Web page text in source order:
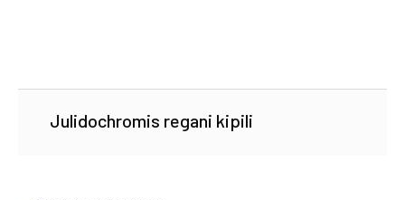
Julidochromis regani kipili